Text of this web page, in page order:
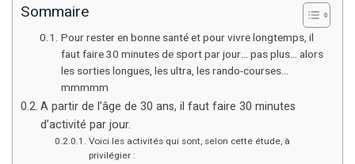
Sommaire
Pour rester en bonne santé et pour vivre longtemps, il
faut faire 30 minutes de sport par jour… pas plus… alors
les sorties longues, les ultra, les rando-courses…
mmmmm
A partir de l’âge de 30 ans, il faut faire 30 minutes
d’activité par jour.
Voici les activités qui sont, selon cette étude, à
privilégier :